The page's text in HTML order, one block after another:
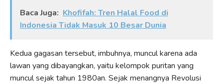
Baca Juga: Khofifah: Tren Halal Food di
Indonesia Tidak Masuk 10 Besar Dunia
Kedua gagasan tersebut, imbuhnya, muncul karena ada
lawan yang dibayangkan, yaitu kelompok puritan yang
muncul sejak tahun 1980an. Sejak menangnya Revolusi